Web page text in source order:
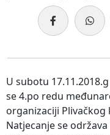
U subotu
se 4.po redu
organizaciji
Natjecanje se